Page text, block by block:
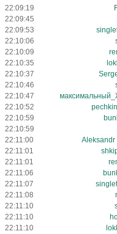
22:09:19
22:09:45
22:09:53
22:10:06
22:10:09
22:10:35
22:10:37
22:10:46
22:10:47
22:10:52
22:10:59
22:10:59
22:11:00
Aleksandr
22:11:01
22:11:01
22:11:06
22:11:07
22:11:08
22:11:10
22:11:10
22:11:10